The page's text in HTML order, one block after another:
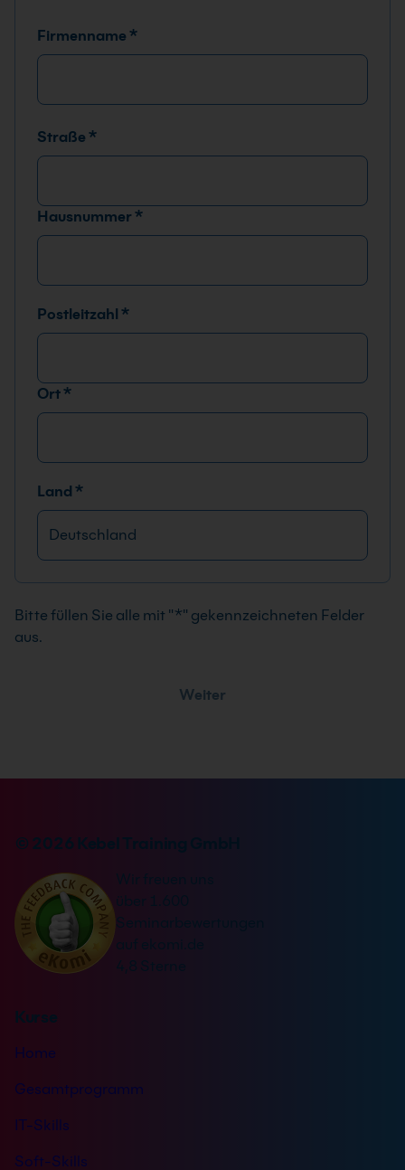
o
x
n
Firmenname *
Straße *
Hausnummer *
Postleitzahl *
Ort*
Land *
t
e
Bitte füllen Sie alle mit "*" gekennzeichneten Felder
aus.
Weiter
© 2026 Kebel Training GmbH
Wir freuen uns
über 1.600
Seminarbewertungen
auf ekomi.de
4,8 Sterne
Kurse
Home
Gesamtprogramm
IT-Skills
Soft-Skills